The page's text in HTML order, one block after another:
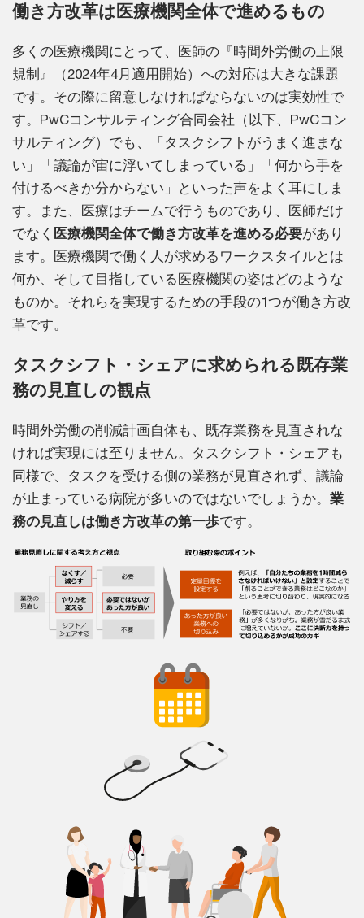
働き方改革は医療機関全体で進めるもの
多くの医療機関にとって、医師の『時間外労働の上限
規制』（2024年4月適用開始）への対応は大きな課題
です。その際に留意しなければならないのは実効性で
す。PwCコンサルティング合同会社（以下、PwCコン
サルティング）でも、「タスクシフトがうまく進まな
い」「議論が宙に浮いてしまっている」「何から手を
付けるべきか分からない」といった声をよく耳にしま
す。また、医療はチームで行うものであり、医師だけ
でなく 医療機関全体で働き方改革を進める必要があり
ます。医療機関で働く人が求めるワークスタイルとは
何か、そして目指している医療機関の姿はどのような
ものか。それらを実現するための手段の1つが働き方改
革です。
タスクシフト・シェアに求められる既存業
務の見直しの観点
時間外労働の削減計画自体も、既存業務を見直されな
ければ実現には至りません。タスクシフト・シェアも
同様で、タスクを受ける側の業務が見直されず、議論
が止まっている病院が多いのではないでしょうか。 業
務の見直しは働き方改革の第一歩です。